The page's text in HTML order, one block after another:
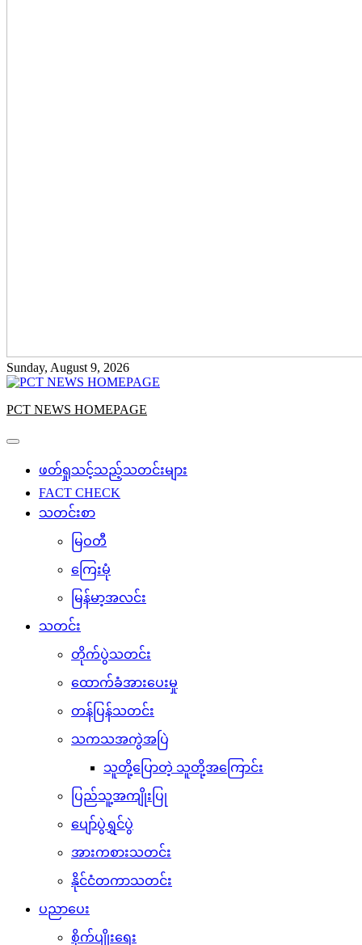
Sunday, August 9, 2026
PCT NEWS HOMEPAGE
ဖတ်ရှုသင့်သည့်သတင်းများ
FACT CHECK
သတင်းစာ
မြဝတီ
ကြေးမုံ
မြန်မာ့အလင်း
သတင်း
တိုက်ပွဲသတင်း
ထောက်ခံအားပေးမှု
တန်ပြန်သတင်း
သကသအကွဲအပြဲ
သူတို့ပြောတဲ့ သူတို့အကြောင်း
ပြည်သူ့အကျိုးပြု
ပျော်ပွဲရွှင်ပွဲ
အားကစားသတင်း
နိုင်ငံတကာသတင်း
ပညာပေး
စိုက်ပျိုးရေး